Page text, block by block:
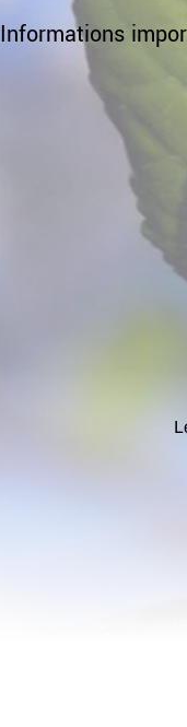
Informations